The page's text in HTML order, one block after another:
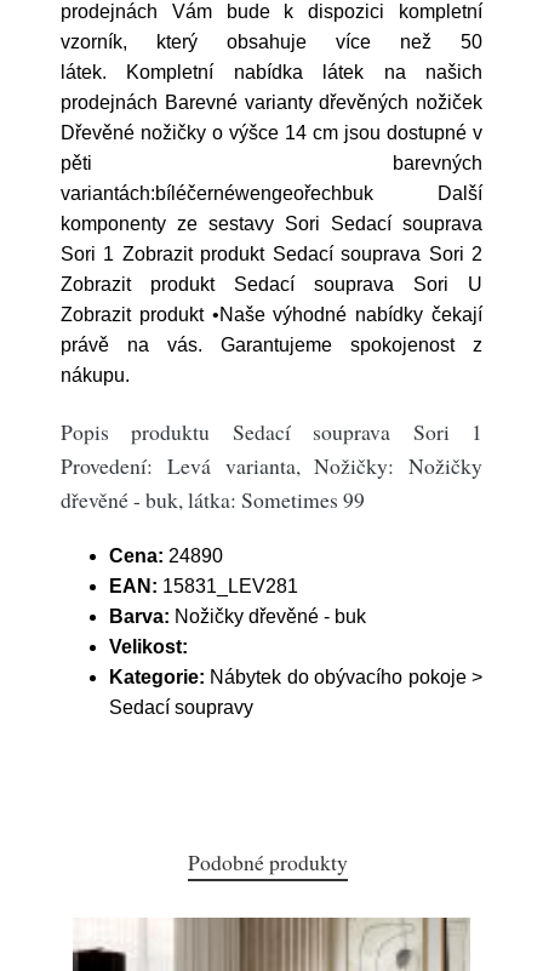
prodejnách Vám bude k dispozici kompletní
vzorník, který obsahuje více než 50
látek. Kompletní nabídka látek na našich
prodejnách Barevné varianty dřevěných nožiček
Dřevěné nožičky o výšce 14 cm jsou dostupné v
pěti barevných
variantách:bíléčernéwengeořechbuk Další
komponenty ze sestavy Sori Sedací souprava
Sori 1 Zobrazit produkt Sedací souprava Sori 2
Zobrazit produkt Sedací souprava Sori U
Zobrazit produkt •Naše výhodné nabídky čekají
právě na vás. Garantujeme spokojenost z
nákupu.
Popis produktu Sedací souprava Sori 1
Provedení: Levá varianta, Nožičky: Nožičky
dřevěné - buk, látka: Sometimes 99
Cena: 24890
EAN: 15831_LEV281
Barva: Nožičky dřevěné - buk
Velikost:
Kategorie: Nábytek do obývacího pokoje >
Sedací soupravy
Podobné produkty